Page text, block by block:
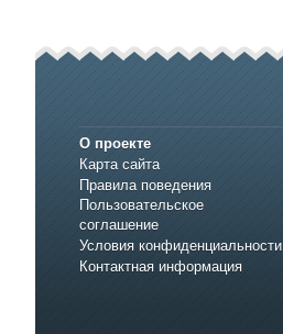
О проекте
Карта сайта
Правила поведения
Пользовательское
соглашение
Условия конфиденциальности
Контактная информация